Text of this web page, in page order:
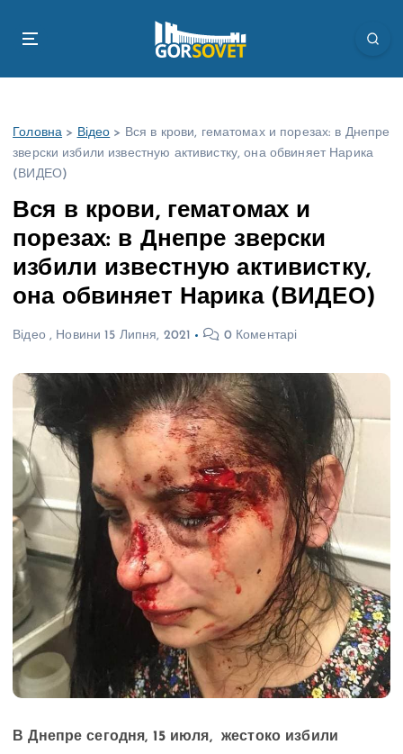
Головна > Відео > Вся в крови, гематомах и порезах: в Днепре
зверски избили известную активистку, она обвиняет Нарика
(ВИДЕО)
Вся в крови, гематомах и
порезах: в Днепре зверски
избили известную активистку,
она обвиняет Нарика (ВИДЕО)
Відео, Новини 15 Липня, 2021 0 Коментарі
В Днепре сегодня, 15 июля, жестоко избили